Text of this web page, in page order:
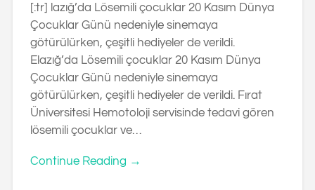
[:tr] lazığ’da Lösemili çocuklar 20 Kasım Dünya
Çocuklar Günü nedeniyle sinemaya
götürülürken, çeşitli hediyeler de verildi.
Elazığ’da Lösemili çocuklar 20 Kasım Dünya
Çocuklar Günü nedeniyle sinemaya
götürülürken, çeşitli hediyeler de verildi. Fırat
Üniversitesi Hemotoloji servisinde tedavi gören
lösemili çocuklar ve…
Continue Reading →